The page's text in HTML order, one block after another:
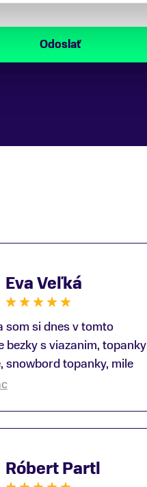
Eva Veľká
som si dnes v tomto
bezky s viazanim, topanky
snowbord topanky, mile
ako Peter, ktory nas
Róbert Partl